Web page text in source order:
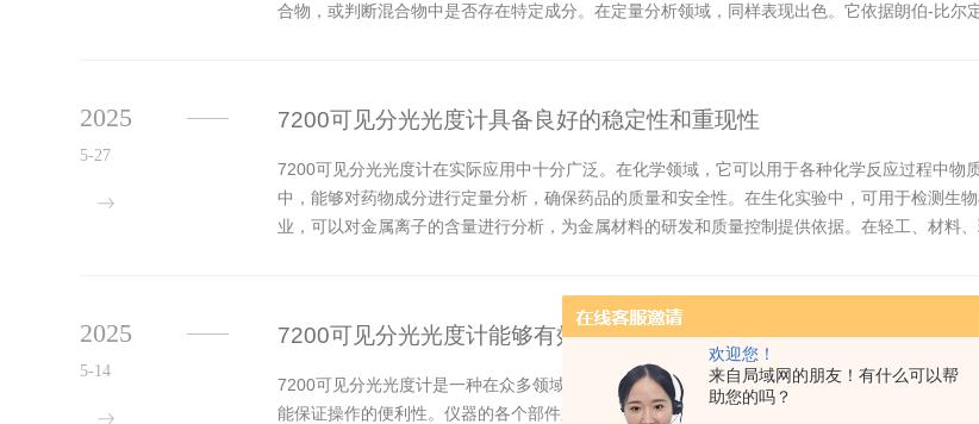
欢迎您！
来自局域网的朋友！有什么可以帮
助您的吗？
合物，或判断混合物中是否存在特定成分。在定量分析领域，同样表现出色。它依据朗伯-比
7200可见分光光度计具备良好的稳定性和重现性
7200可见分光光度计在实际应用中十分广泛。在化学领域，它可以用于各种化学反应过程中
中，能够对药物成分进行定量分析，确保药品的质量和安全性。在生化实验中，可用于检测生
业，可以对金属离子的含量进行分析，为金属材料的研发和质量控制提供依据。在轻工、材料
2025
5-27
7200可见分光光度计能够有效降低杂散光的干扰
7200可见分光光度计是一种在众多领域中广泛应用的重要分析仪器，通常具有紧凑合理的布
能保证操作的便利性。仪器的各个部件之间的连接紧密且稳固，展现出良好的工艺水平。它的
2025
5-14